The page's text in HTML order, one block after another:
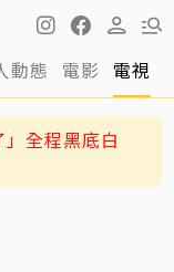
動態 電影 電視
全程黑底白